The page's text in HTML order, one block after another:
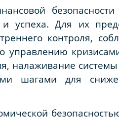
и успеха. Для их
контроля,
управлению
налаживание
шагами для